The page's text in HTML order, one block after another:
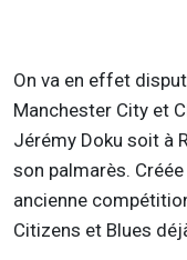
On va en effet
Manchester City et
Jérémy Doku soit à
son palmarès.
ancienne
Citizens et Blues